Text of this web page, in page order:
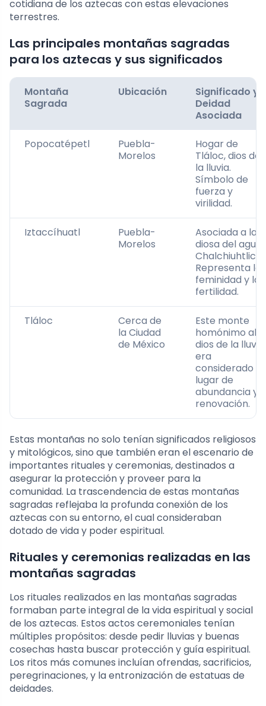
cotidiana de los aztecas con estas elevaciones
terrestres.
Las principales montañas sagradas
para los aztecas y sus significados
Montaña
Sagrada
Ubicación
Significado y
Deidad
Asociada
Popocatépetl
Puebla-
Morelos
Hogar de
Tláloc, dios de
la lluvia.
Símbolo de
fuerza y
virilidad.
Iztaccíhuatl
Puebla-
Morelos
Asociada a la
diosa del agua,
Representa la
feminidad y la
fertilidad.
Tláloc
Cerca de
la Ciudad
de México
Este monte
homónimo al
dios de la lluvia
era
considerado
lugar de
abundancia y
renovación.
Estas montañas no solo tenían significados religiosos
y mitológicos, sino que también eran el escenario de
importantes rituales y ceremonias, destinados a
asegurar la protección y proveer para la
comunidad. La trascendencia de estas montañas
sagradas reflejaba la profunda conexión de los
aztecas con su entorno, el cual consideraban
dotado de vida y poder espiritual.
Rituales y ceremonias realizadas en las
montañas sagradas
Los rituales realizados en las montañas sagradas
formaban parte integral de la vida espiritual y social
de los aztecas. Estos actos ceremoniales tenían
múltiples propósitos: desde pedir lluvias y buenas
cosechas hasta buscar protección y guía espiritual.
Los ritos más comunes incluían ofrendas, sacrificios,
peregrinaciones, y la entronización de estatuas de
deidades.